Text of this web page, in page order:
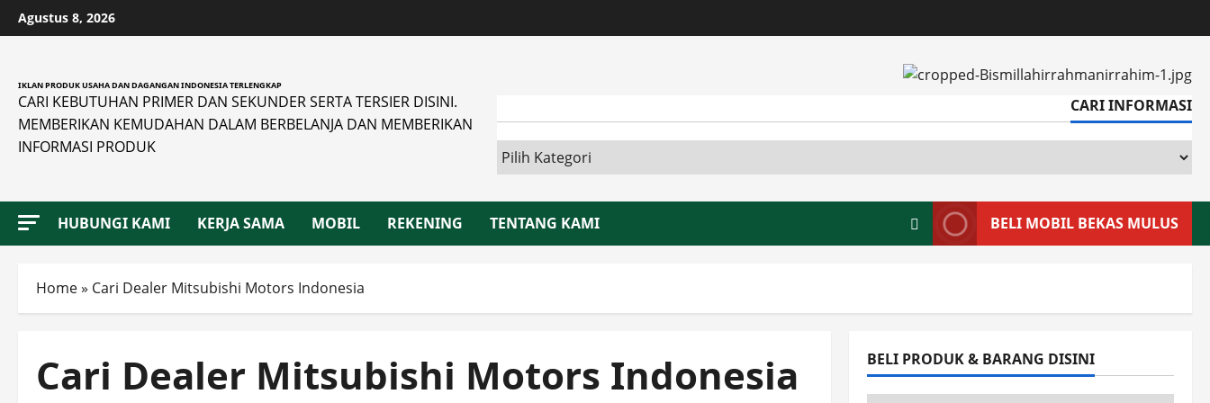
Skip
to
Agustus 8, 2026
IKLAN PRODUK USAHA DAN DAGANGAN INDONESIA TERLENGKAP
CARI KEBUTUHAN PRIMER DAN SEKUNDER SERTA TERSIER DISINI.
MEMBERIKAN KEMUDAHAN DALAM BERBELANJA DAN MEMBERIKAN
INFORMASI PRODUK
CARI INFORMASI
HUBUNGI KAMI KERJA SAMA MOBIL REKENING TENTANG KAMI BELI MOBIL BEKAS MULUS
Home» Cari Dealer Mitsubishi Motors Indonesia
Cari Dealer Mitsubishi Motors Indonesia BELI PRODUK & BARANG DISINI